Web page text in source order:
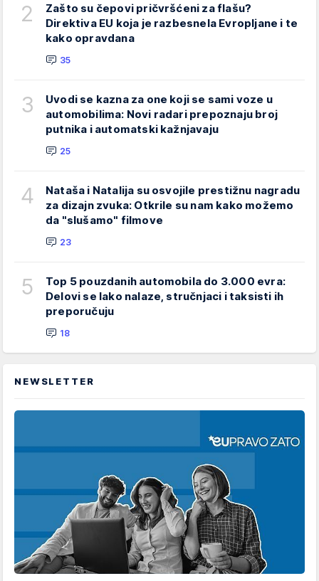
2
Zašto su čepovi pričvršćeni za flašu?
Direktiva EU koja je razbesnela Evropljane i te
kako opravdana
35
3
Uvodi se kazna za one koji se sami voze u
automobilima: Novi radari prepoznaju broj
putnika i automatski kažnjavaju
25
4
Nataša i Natalija su osvojile prestižnu nagradu
za dizajn zvuka: Otkrile su nam kako možemo
da "slušamo" filmove
23
5
Top 5 pouzdanih automobila do 3.000 evra:
Delovi se lako nalaze, stručnjaci i taksisti ih
preporučuju
18
NEWSLETTER